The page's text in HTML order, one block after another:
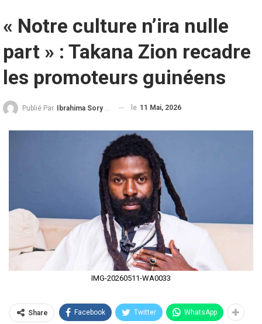
« Notre culture n’ira nulle
part » : Takana Zion recadre
les promoteurs guinéens
Publié Par Ibrahima Sory Diallo le 11 Mai, 2026
IMG-20260511-WA0033
Share Facebook Twitter WhatsApp